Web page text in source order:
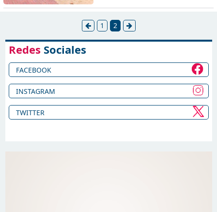
1 2
Redes Sociales
FACEBOOK
INSTAGRAM
TWITTER